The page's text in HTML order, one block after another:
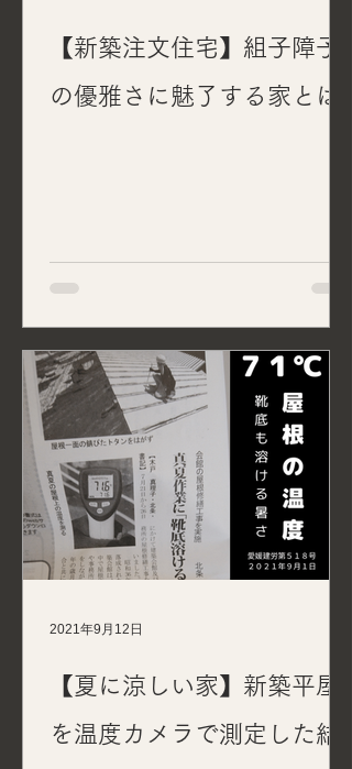
【新築注文住宅】組子障子
の優雅さに魅了する家とは
【夏に涼しい家】新築平屋
を温度カメラで測定した結
2021年9月12日